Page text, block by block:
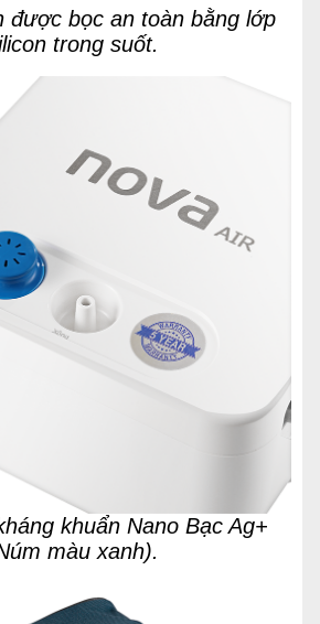
được bọc an toàn bằng lớp
trong suốt.
khuẩn Nano Bạc Ag+
màu xanh).